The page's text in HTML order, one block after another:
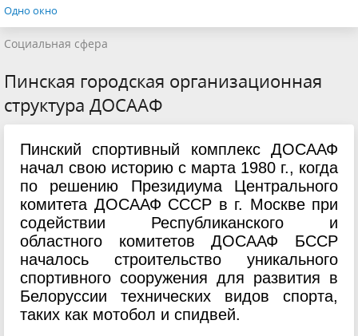
Одно окно
Социальная сфера
Пинская городская организационная
структура ДОСААФ
Пинский спортивный комплекс ДОСААФ
начал свою историю с марта 1980 г., когда
по решению Президиума Центрального
комитета ДОСААФ СССР в г. Москве при
содействии Республиканского и
областного комитетов ДОСААФ БССР
началось строительство уникального
спортивного сооружения для развития в
Белоруссии технических видов спорта,
таких как мотобол и спидвей.